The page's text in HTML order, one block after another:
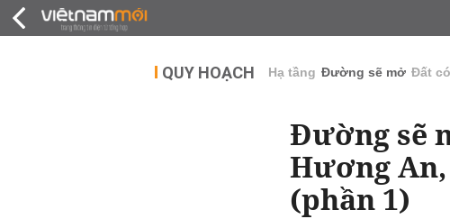
QUY HOẠCH Hạ tầng Đường sẽ mở Đất
Đường sẽ
Hương
(phần 1)